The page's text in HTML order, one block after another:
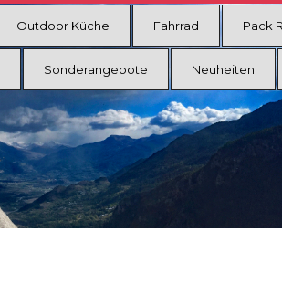
Outdoor Küche Fahrrad Pack
Sonderangebote Neuheiten